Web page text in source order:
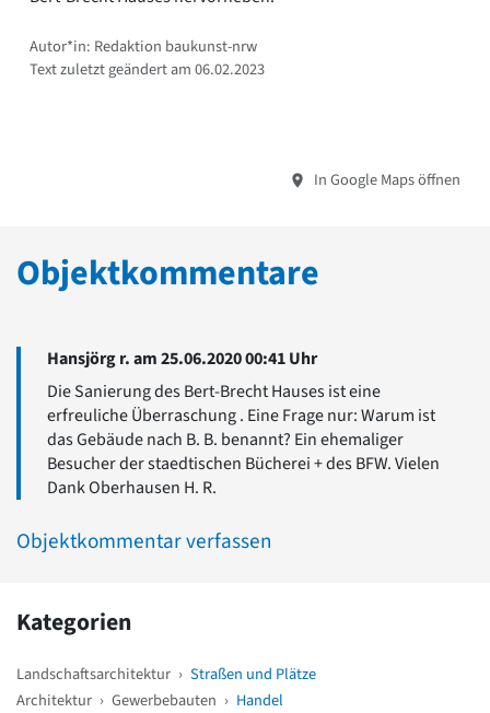
Autor*in: Redaktion baukunst-nrw
Text zuletzt geändert am 06.02.2023
In Google Maps öffnen
Objektkommentare
Hansjörg r. am 25.06.2020 00:41 Uhr
Die Sanierung des Bert-Brecht Hauses ist eine
erfreuliche Überraschung . Eine Frage nur: Warum ist
das Gebäude nach B. B. benannt? Ein ehemaliger
Besucher der staedtischen Bücherei + des BFW. Vielen
Dank Oberhausen H. R.
Objektkommentar verfassen
Kategorien
Landschaftsarchitektur › Straßen und Plätze
Architektur › Gewerbebauten › Handel